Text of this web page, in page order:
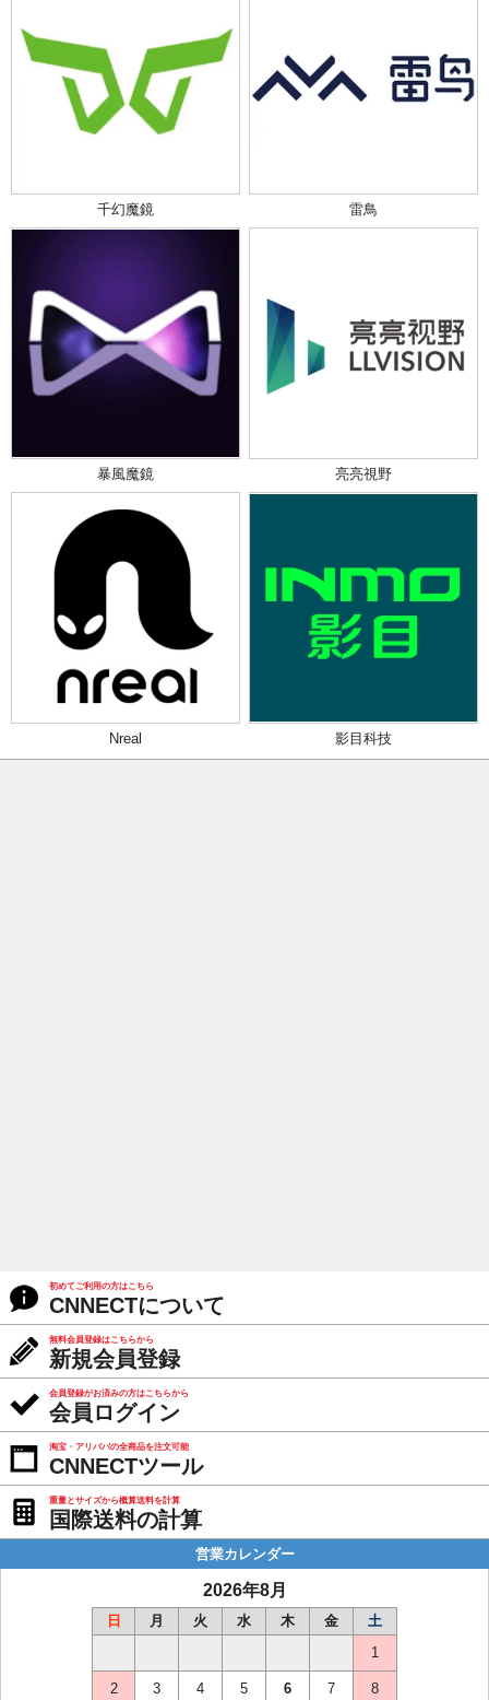
千幻魔鏡 雷鳥
暴風魔鏡 亮亮視野
Nreal 影目科技
初めてご利用の方はこちら
CNNECTについて
無料会員登録はこちらから
新規会員登録
会員登録がお済みの方はこちらから
会員ログイン
淘宝・アリババの全商品を注文可能
CNNECTツール
重量とサイズから概算送料を計算
国際送料の計算
営業カレンダー
2026年8月
日 月 火 水 木 金
土
1
2 3 4 5 6 7 8